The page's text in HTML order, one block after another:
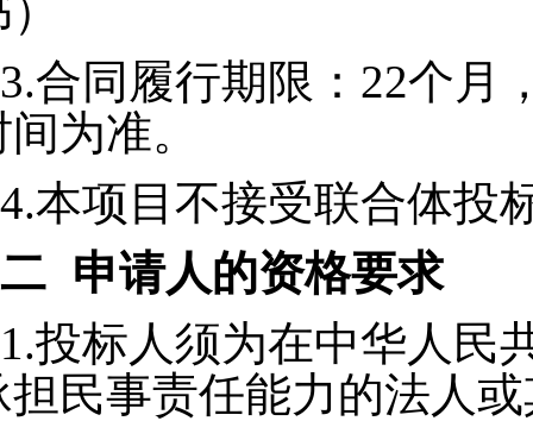
3.合同履行期限：22个月
为准。
4.本项目不接受联合体投
二 申请人的资格要求
1.投标人须为在中华人民
担民事责任能力的法人